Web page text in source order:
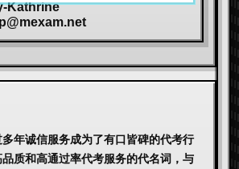
Kathrine
年诚信服务成为了有口皆碑的代考行
质和高通过率代考服务的代名词，与